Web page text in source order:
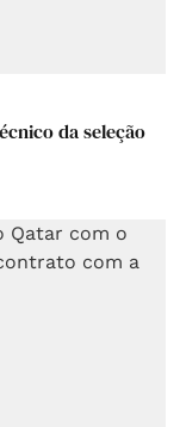
da seleção